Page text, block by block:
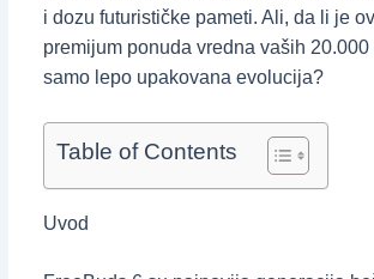
i dozu futurističke pameti. Ali, da li je
premijum ponuda vredna vaših
samo lepo upakovana evolucija?
Table of Contents
Uvod